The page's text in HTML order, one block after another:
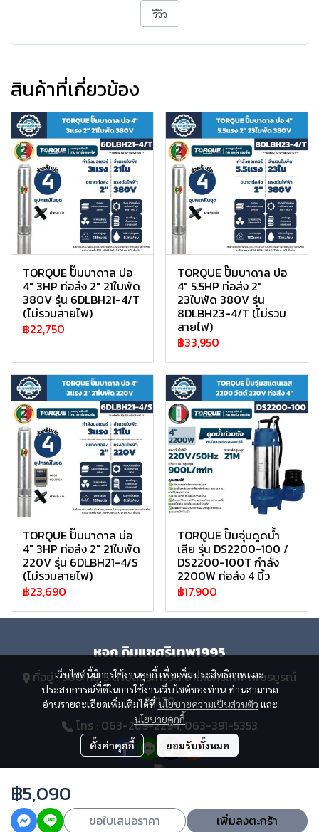
รีวิว
สินค้าที่เกี่ยวข้อง
TORQUE ปั๊มบาดาล บ่อ
4" 3HP ท่อส่ง 2" 21ใบพัด
380V รุ่น 6DLBH21-4/T
(ไม่รวมสายไฟ)
฿22,750
TORQUE ปั๊มบาดาล บ่อ
4" 5.5HP ท่อส่ง 2"
23ใบพัด 380V รุ่น
8DLBH23-4/T (ไม่รวม
สายไฟ)
฿33,950
TORQUE ปั๊มบาดาล บ่อ
4" 3HP ท่อส่ง 2" 21ใบพัด
220V รุ่น 6DLBH21-4/S
(ไม่รวมสายไฟ)
฿23,690
TORQUE ปั๊มจุ่มดูดน้ำ
เสีย รุ่น DS2200-100 /
DS2200-100T กำลัง
2200W ท่อส่ง 4 นิ้ว
฿17,900
฿5,090
ขอใบเสนอราคา เพิ่มลงตะกร้า
เว็บไซต์นี้มีการใช้งานคุกกี้ เพื่อเพิ่มประสิทธิภาพและ
ประสบการณ์ที่ดีในการใช้งานเว็บไซต์ของท่าน ท่านสามารถ
อ่านรายละเอียดเพิ่มเติมได้ที่ นโยบายความเป็นส่วนตัว และ
นโยบายคุกกี้
ตั้งค่าคุกกี้ ยอมรับทั้งหมด
หจก.กิมแซศรีเทพ1995
ที่อยู่ : 900 หมู่ 5 ตำบลสระกรวด อำเภอศรีเทพ เพชรบูรณ์
67170
โทร : 063-269-2294, 063-391-5353
Copyright 2023 | All Rights Reserved | Powered by MWE